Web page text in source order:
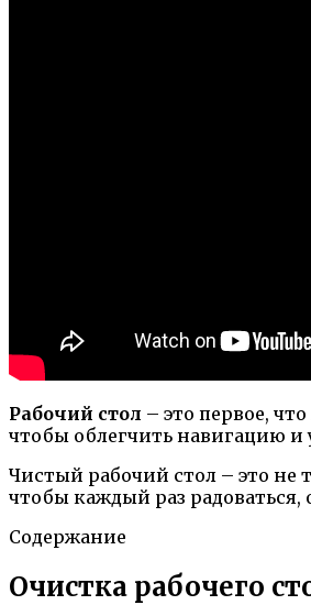
Рабочий стол – это первое,
чтобы облегчить навигацию и
Чистый рабочий стол – это не
чтобы каждый раз
Содержание
Очистка рабочего